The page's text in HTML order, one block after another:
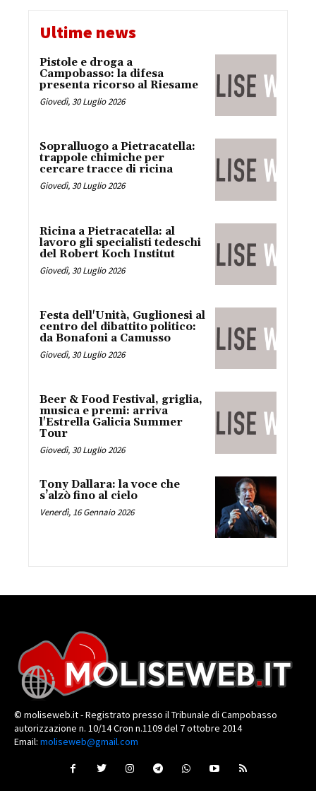
Ultime news
Pistole e droga a
Campobasso: la difesa
presenta ricorso al Riesame
Giovedì, 30 Luglio 2026
Sopralluogo a Pietracatella:
trappole chimiche per
cercare tracce di ricina
Giovedì, 30 Luglio 2026
Ricina a Pietracatella: al
lavoro gli specialisti tedeschi
del Robert Koch Institut
Giovedì, 30 Luglio 2026
Festa dell'Unità, Guglionesi al
centro del dibattito politico:
da Bonafoni a Camusso
Giovedì, 30 Luglio 2026
Beer & Food Festival, griglia,
musica e premi: arriva
l'Estrella Galicia Summer
Tour
Giovedì, 30 Luglio 2026
Tony Dallara: la voce che
s’alzò fino al cielo
Venerdì, 16 Gennaio 2026
© moliseweb.it - Registrato presso il Tribunale di Campobasso
autorizzazione n. 10/14 Cron n.1109 del 7 ottobre 2014
Email: moliseweb@gmail.com